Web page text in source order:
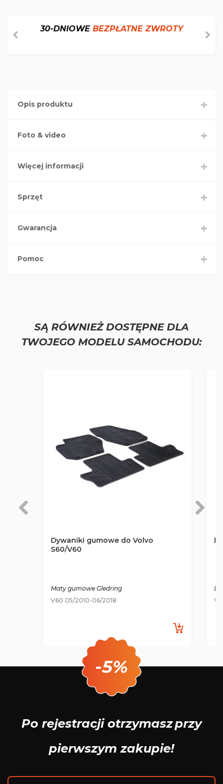
30-DNIOWE BEZPŁATNE ZWROTY
Opis produktu
Foto & video
Więcej informacji
Sprzęt
Gwarancja
Pomoc
SĄ RÓWNIEŻ DOSTĘPNE DLA
TWOJEGO MODELU SAMOCHODU:
Dywaniki gumowe do Volvo
S60/V60
Maty gumowe Gledring
V60 05/2010-06/2018
-5%
Po rejestracji otrzymaszprzy
pierwszym zakupie!